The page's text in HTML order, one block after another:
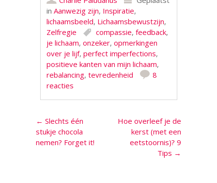
inAanwezig zijn, Inspiratie,
lichaamsbeeld, Lichaamsbewustzijn,
Zelfregie
compassie,feedback,
je lichaam,onzeker,opmerkingen
over je lijf,perfect imperfections,
positieve kanten van mijn lichaam,
rebalancing,tevredenheid
8
reacties
Berichtnavigatie
← Slechts één
stukje chocola
nemen? Forget it!
Hoe overleef je de
kerst (met een
eetstoornis)? 9
Tips →